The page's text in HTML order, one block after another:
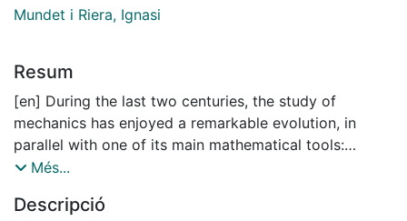
Mundet i Riera, Ignasi
Resum
[en] During the last two centuries, the study of
mechanics has enjoyed a remarkable evolution, in
parallel with one of its main mathematical tools:
symplectic geometry. In this text, some of the most
understanding of the Liouville-Arnold Theorem on
Més...
Descripció